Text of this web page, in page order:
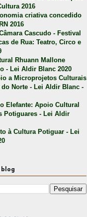
2016
criativa concedido
2016
Cascudo - Festival
de Rua: Teatro, Circo e
Rhuann Mallone
- Lei Aldir Blanc 2020
a Microprojetos Culturais
Norte - Lei Aldir Blanc -
Elefante: Apoio Cultural
Potiguares - Lei Aldir
à Cultura Potiguar - Lei
blog